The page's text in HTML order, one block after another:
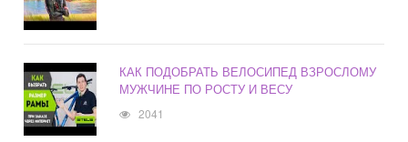
КАК ПОДОБРАТЬ ВЕЛОСИПЕД ВЗРОСЛОМУ
МУЖЧИНЕ ПО РОСТУ И ВЕСУ
2041